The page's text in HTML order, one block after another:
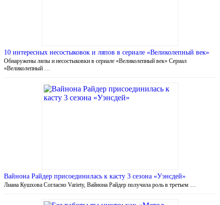
10 интересных несостыковок и ляпов в сериале «Великолепный век»
Обнаружены ляпы и несостыковки в сериале «Великолепный век» Сериал
«Великолепный …
Вайнона Райдер присоединилась к касту 3 сезона «Уэнсдей»
Лиана Кушхова Согласно Variety, Вайнона Райдер получила роль в третьем …